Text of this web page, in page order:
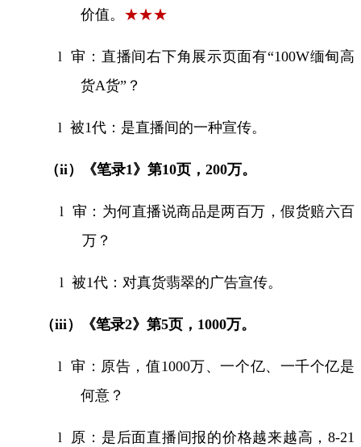
价值。 ★★★
l 审：直播间右下角展示页面有“100W缅甸高
货A货”？
l 被1代：是直播间的一种宣传。
（ii）《笔录1 》第10页， 200万。
l
审：为何直播说商品是两百万，假货赔六百
万？
l 被1代：对真货翡翠的广告宣传。
（iii）《笔录2》第5页， 1000万。
l 审：原告，值1000万、一个亿、一千个亿是
何意？
l 原：是后面直播间报的价格越来越高，8-21